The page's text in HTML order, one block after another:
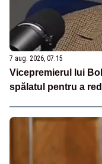
7 aug. 2026, 07:15
Vicepremierul lui
spălatul pentru a